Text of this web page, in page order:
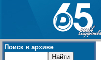
Поиск в архиве